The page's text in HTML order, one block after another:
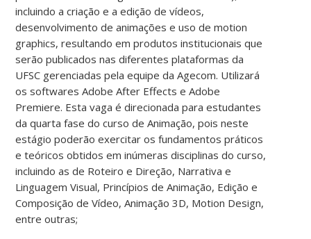
incluindo a criação e a edição de vídeos,
desenvolvimento de animações e uso de motion
graphics, resultando em produtos institucionais que
serão publicados nas diferentes plataformas da
UFSC gerenciadas pela equipe da Agecom. Utilizará
os softwares Adobe After Effects e Adobe
Premiere. Esta vaga é direcionada para estudantes
da quarta fase do curso de Animação, pois neste
estágio poderão exercitar os fundamentos práticos
e teóricos obtidos em inúmeras disciplinas do curso,
incluindo as de Roteiro e Direção, Narrativa e
Linguagem Visual, Princípios de Animação, Edição e
Composição de Vídeo, Animação 3D, Motion Design,
entre outras;